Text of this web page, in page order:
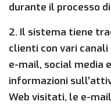
durante il processo
2. Il sistema tiene
clienti con vari
e-mail, social media
informazioni
Web visitati, le e-